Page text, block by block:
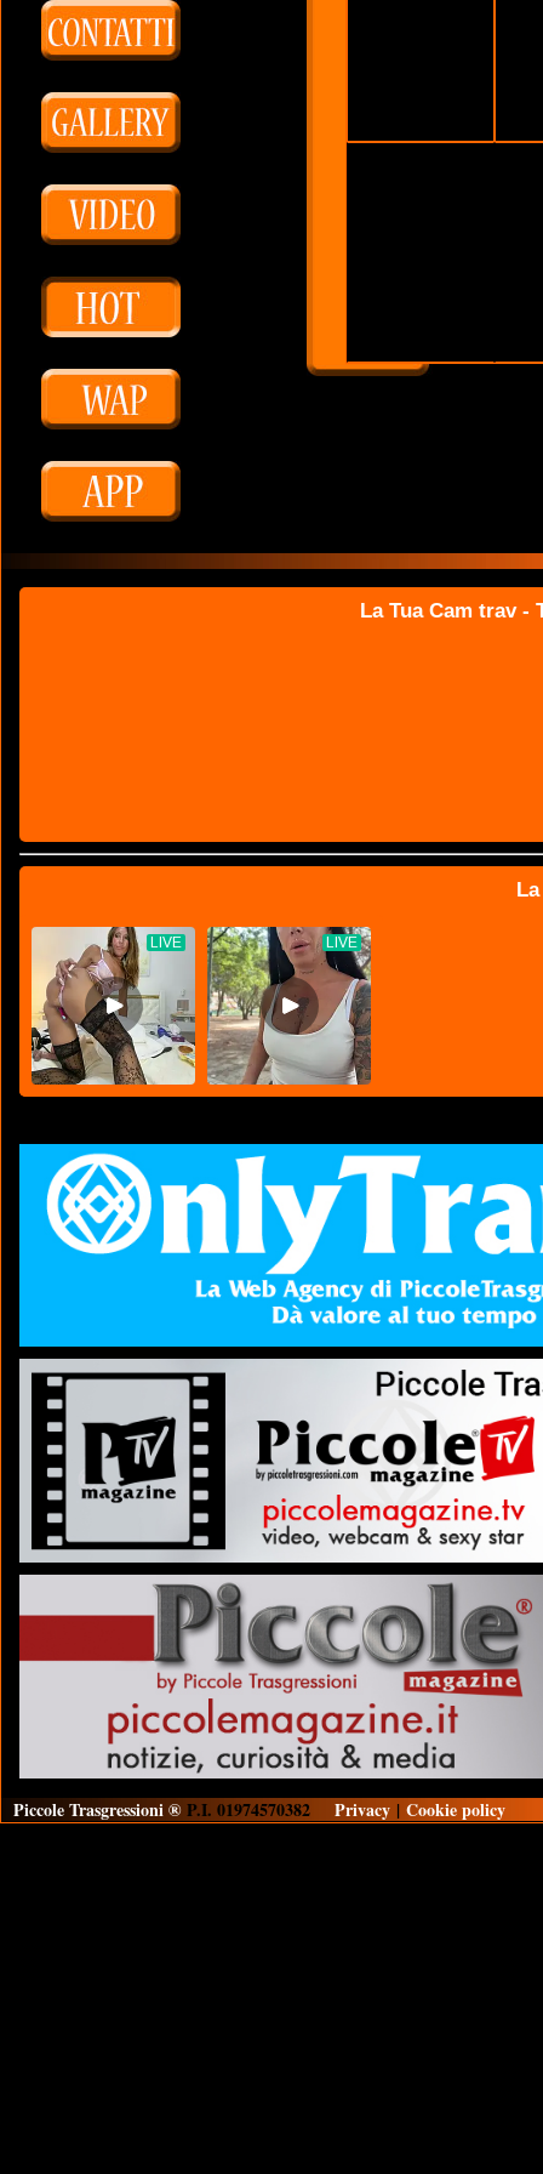
La Tua Cam trav -
Piccole Trasgressioni ® P.I. 01974570382 Privacy | Cookie policy